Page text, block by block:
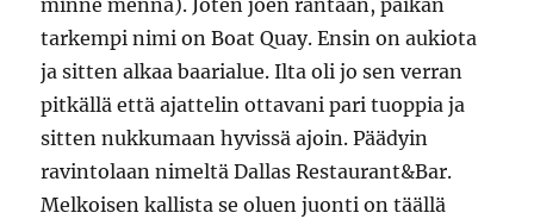
minne mennä). Joten joen rantaan, paikan
tarkempi nimi on Boat Quay. Ensin on aukiota
ja sitten alkaa baarialue. Ilta oli jo sen verran
pitkällä että ajattelin ottavani pari tuoppia ja
sitten nukkumaan hyvissä ajoin. Päädyin
ravintolaan nimeltä Dallas Restaurant&Bar.
Melkoisen kallista se oluen juonti on täällä